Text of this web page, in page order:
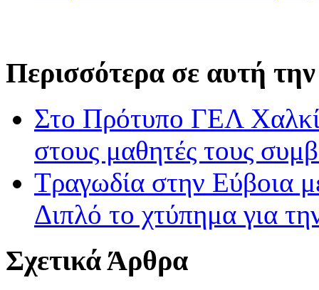
Περισσότερα σε αυτή
Στο Πρότυπο ΓΕΛ
στους μαθητές τους
Τραγωδία στην Εύβοια
Διπλό το χτύπημα για
Σχετικά Άρθρα